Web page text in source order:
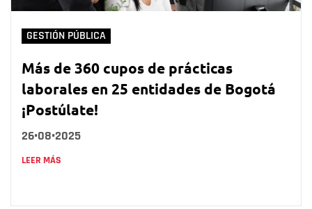
GESTIÓN PÚBLICA
Más de 360 cupos de prácticas
laborales en 25 entidades de Bogotá
¡Postúlate!
26•08•2025
LEER MÁS